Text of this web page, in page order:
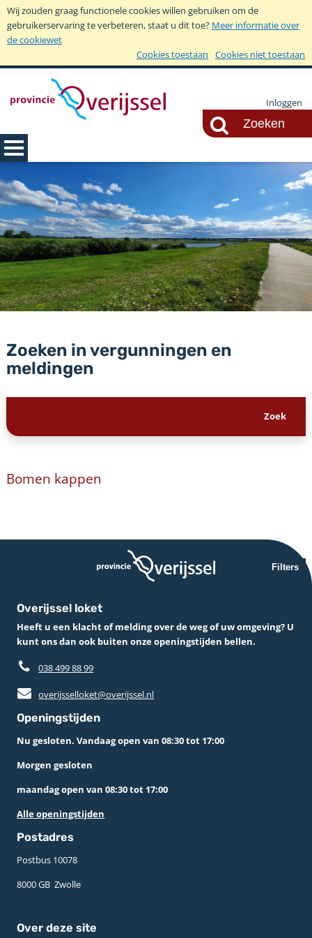
Wij zouden graag functionele cookies willen gebruiken om de
gebruikerservaring te verbeteren, staat u dit toe? Meer informatie over
de cookiewet
Cookies toestaan
Cookies niet toestaan
Inloggen
Zoeken in vergunningen en
meldingen
Bomen kappen
Filters
Overijssel loket
Heeft u een klacht of melding over de weg of uw omgeving? U
kunt ons dan ook buiten onze openingstijden bellen.
038 499 88 99
overijsselloket@overijssel.nl
Openingstijden
Nu gesloten. Vandaag open van 08:30 tot 17:00
Morgen gesloten
maandag open van 08:30 tot 17:00
Alle openingstijden
Postadres
Postbus 10078 ­
8000 GB ­ Zwolle
Over deze site